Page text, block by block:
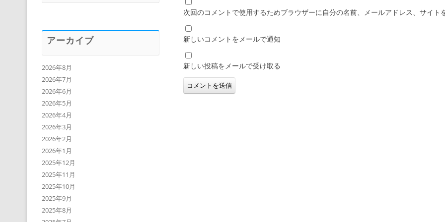
次回のコメントで使用するためブラウザーに自分の名前、メールアドレス、サイト
新しいコメントをメールで通知
新しい投稿をメールで受け取る
アーカイブ
2026年8月
2026年7月
2026年6月
2026年5月
2026年4月
2026年3月
2026年2月
2026年1月
2025年12月
2025年11月
2025年10月
2025年9月
2025年8月